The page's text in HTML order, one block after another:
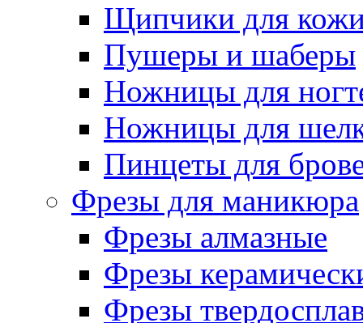
Щипчики для
Пушеры и шаберы
Ножницы для
Ножницы для
Пинцеты для
Фрезы для маникюра
Фрезы алмазные
Фрезы
Фрезы